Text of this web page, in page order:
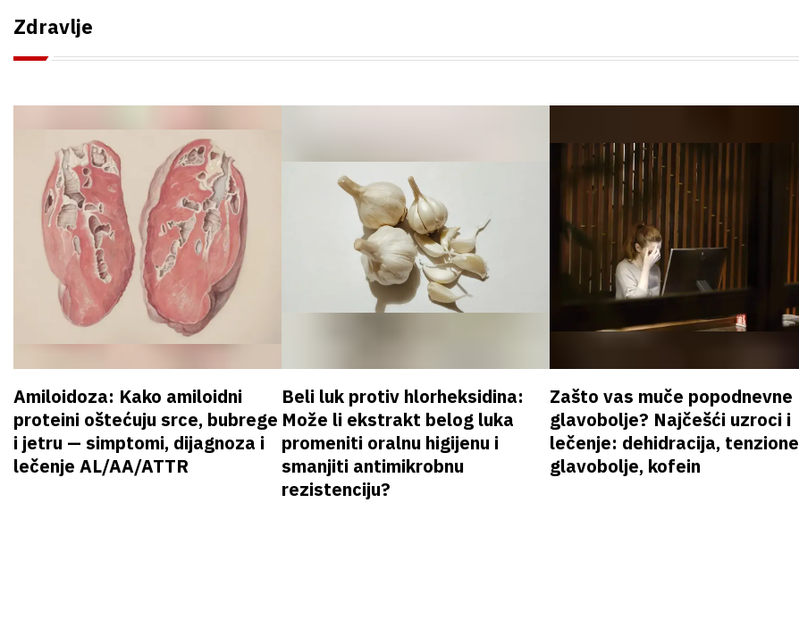
Zdravlje
Amiloidoza: Kako amiloidni
proteini oštećuju srce, bubrege
i jetru — simptomi, dijagnoza i
lečenje AL/AA/ATTR
Beli luk protiv hlorheksidina:
Može li ekstrakt belog luka
promeniti oralnu higijenu i
smanjiti antimikrobnu
rezistenciju?
Zašto vas muče popodnevne
glavobolje? Najčešći uzroci i
lečenje: dehidracija, tenzione
glavobolje, kofein